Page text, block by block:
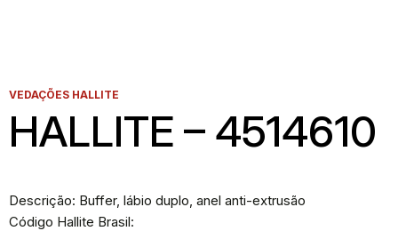
VEDAÇÕES HALLITE
HALLITE – 4514610
Descrição: Buffer, lábio duplo, anel anti-extrusão
Código Hallite Brasil: